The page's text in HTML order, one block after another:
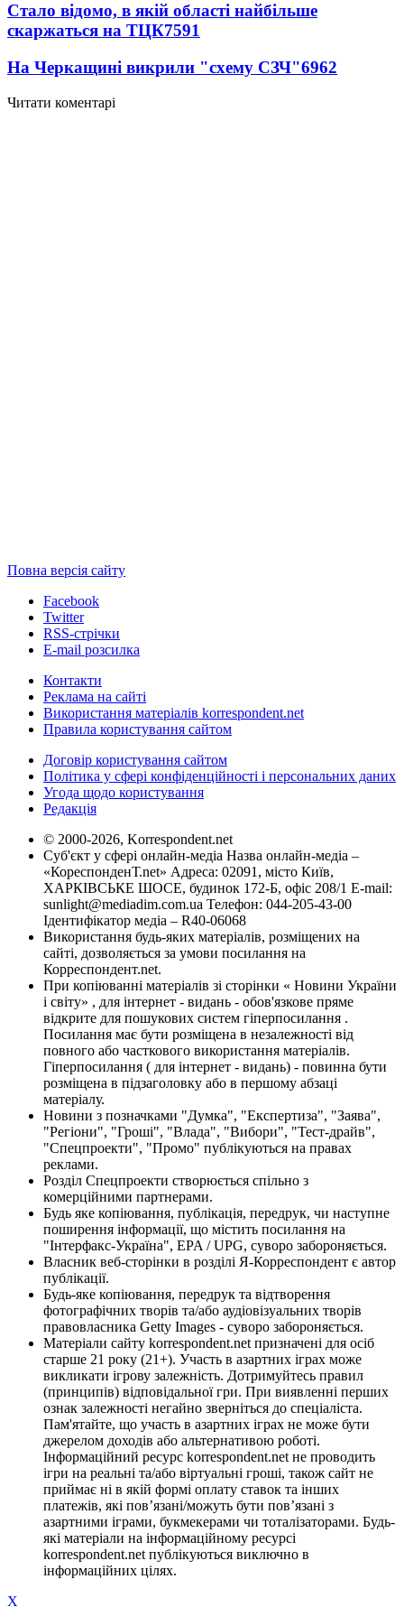
Стало відомо, в якій області найбільше
скаржаться на ТЦК7591
На Черкащині викрили "схему СЗЧ"6962
Читати коментарі
Повна версія сайту
Facebook
Twitter
RSS-стрічки
E-mail розсилка
Контакти
Реклама на сайті
Використання матеріалів korrespondent.net
Правила користування сайтом
Договір користування сайтом
Політика у сфері конфіденційності і персональних даних
Угода щодо користування
Редакція
© 2000-2026, Korrespondent.net
Суб'єкт у сфері онлайн-медіа Назва онлайн-медіа –
«КореспонденТ.net» Адреса: 02091, місто Київ,
ХАРКІВСЬКЕ ШОСЕ, будинок 172-Б, офіс 208/1 E-mail:
sunlight@mediadim.com.ua Телефон: 044-205-43-00
Ідентифікатор медіа – R40-06068
Використання будь-яких матеріалів, розміщених на
сайті, дозволяється за умови посилання на
Корреспондент.net.
При копіюванні матеріалів зі сторінки « Новини України
і світу» , для інтернет - видань - обов'язкове пряме
відкрите для пошукових систем гіперпосилання .
Посилання має бути розміщена в незалежності від
повного або часткового використання матеріалів.
Гіперпосилання ( для інтернет - видань) - повинна бути
розміщена в підзаголовку або в першому абзаці
матеріалу.
Новини з позначками "Думка", "Експертиза", "Заява",
"Регіони", "Гроші", "Влада", "Вибори", "Тест-драйв",
"Спецпроекти", "Промо" публікуються на правах
реклами.
Розділ Спецпроекти створюється спільно з
комерційними партнерами.
Будь яке копіювання, публікація, передрук, чи наступне
поширення інформації, що містить посилання на
"Інтерфакс-Україна", EPA / UPG, суворо забороняється.
Власник веб-сторінки в розділі Я-Корреспондент є автор
публікації.
Будь-яке копіювання, передрук та відтворення
фотографічних творів та/або аудіовізуальних творів
правовласника Getty Images - суворо забороняється.
Матеріали сайту korrespondent.net призначені для осіб
старше 21 року (21+). Участь в азартних іграх може
викликати ігрову залежність. Дотримуйтесь правил
(принципів) відповідальної гри. При виявленні перших
ознак залежності негайно зверніться до спеціаліста.
Пам'ятайте, що участь в азартних іграх не може бути
джерелом доходів або альтернативою роботі.
Інформаційний ресурс korrespondent.net не проводить
ігри на реальні та/або віртуальні гроші, також сайт не
приймає ні в якій формі оплату ставок та інших
платежів, які пов’язані/можуть бути пов’язані з
азартними іграми, букмекерами чи тоталізаторами. Будь-
які матеріали на інформаційному ресурсі
korrespondent.net публікуються виключно в
інформаційних цілях.
X